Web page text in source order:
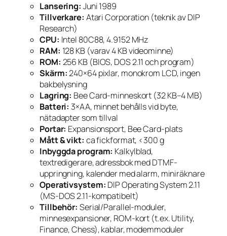
Lansering: Juni 1989
Tillverkare: Atari Corporation (teknik av DIP
Research)
CPU: Intel 80C88, 4.9152 MHz
RAM: 128 KB (varav 4 KB videominne)
ROM: 256 KB (BIOS, DOS 2.11 och program)
Skärm:240×64 pixlar, monokrom LCD, ingen
bakbelysning
Lagring: Bee Card-minneskort (32 KB–4 MB)
Batteri: 3×AA, minnet behålls vid byte,
nätadapter som tillval
Portar: Expansionsport, Bee Card-plats
Mått & vikt: ca fickformat, <300 g
Inbyggda program: Kalkylblad,
textredigerare, adressbok med DTMF-
uppringning, kalender med alarm, miniräknare
Operativsystem: DIP Operating System 2.11
(MS-DOS 2.11-kompatibelt)
Tillbehör: Serial/Parallel-moduler,
minnesexpansioner, ROM-kort (t.ex. Utility,
Finance, Chess), kablar, modemmoduler